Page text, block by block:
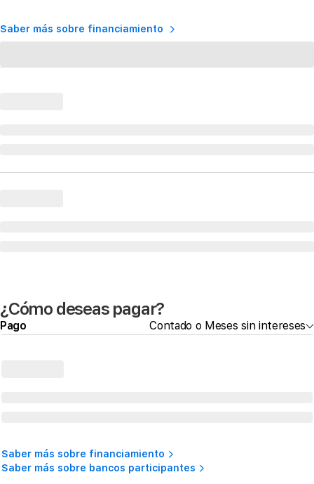
Saber más sobre financiamiento
¿Cómo deseas pagar?
Pago Contado o Meses sin intereses
Saber más sobre financiamiento
Saber más sobre bancos participantes